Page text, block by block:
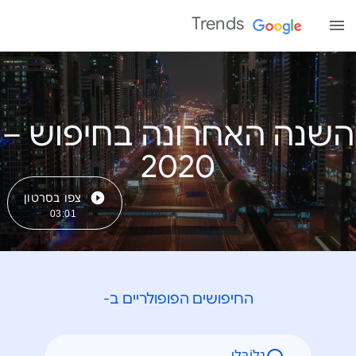
Trends
השנה האחרונה בחיפוש –
צפו בסרטון
03:01
החיפושים הפופולריים ב-